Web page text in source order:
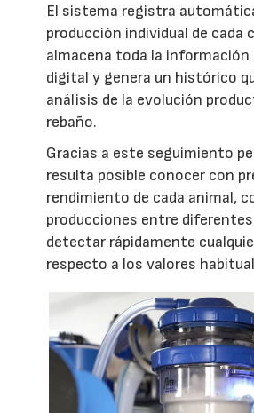
El sistema registra
producción individual de cada
almacena toda la
digital y genera un histórico
análisis de la evolución
rebaño.
Gracias a este seguimiento
resulta posible conocer con
rendimiento de cada animal,
producciones entre
detectar rápidamente
respecto a los valores